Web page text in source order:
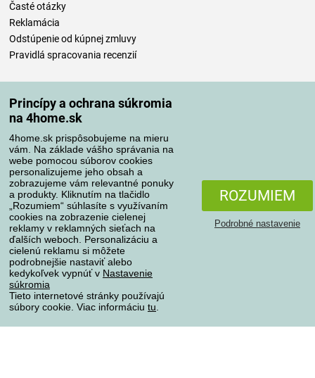
Princípy a ochrana súkromia
na 4home.sk
4home.sk prispôsobujeme na mieru
vám. Na základe vášho správania na
webe pomocou súborov cookies
personalizujeme jeho obsah a
zobrazujeme vám relevantné ponuky
a produkty. Kliknutím na tlačidlo
„Rozumiem“ súhlasíte s využívaním
cookies na zobrazenie cielenej
reklamy v reklamných sieťach na
ďalších weboch. Personalizáciu a
cielenú reklamu si môžete
podrobnejšie nastaviť alebo
kedykoľvek vypnúť v Nastavenie
súkromia
Tieto internetové stránky používajú
súbory cookie. Viac informáciu tu
ROZUMIEM
Podrobné nastavenie
Časté otázky
Reklamácia
Odstúpenie od kúpnej zmluvy
Pravidlá spracovania recenzií
Spôsoby platby
Spoľahlivý obchod